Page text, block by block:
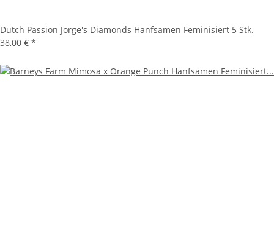
Dutch Passion Jorge's Diamonds Hanfsamen Feminisiert 5 Stk.
38,00 € *